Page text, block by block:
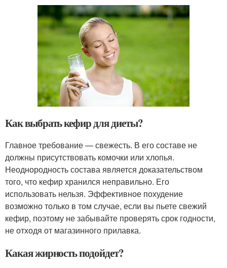
Как выбрать кефир для диеты?
Главное требование — свежесть. В его составе не
должны присутствовать комочки или хлопья.
Неоднородность состава является доказательством
того, что кефир хранился неправильно. Его
использовать нельзя. Эффективное похудение
возможно только в том случае, если вы пьете свежий
кефир, поэтому не забывайте проверять срок годности,
не отходя от магазинного прилавка.
Какая жирность подойдет?